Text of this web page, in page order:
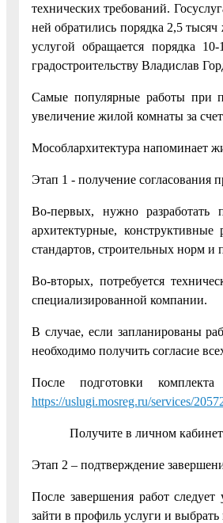
технических требований.
ней обратились порядка 2,5
услугой обращается порядка
градостроительству Владислав
Самые популярные работы при
увеличение жилой комнаты за
Мособлархитектура напоминает
Этап 1 - получение согласования
Во-первых, нужно разработать
архитектурные, конструктивные
стандартов, строительных норм
Во-вторых, потребуется
специализированной компании.
В случае, если запланированы
необходимо получить согласие
После подготовки
https://uslugi.mosreg.ru/services/
Получите в личном кабинете
Этап 2 – подтверждение
После завершения работ
зайти в профиль услуги и